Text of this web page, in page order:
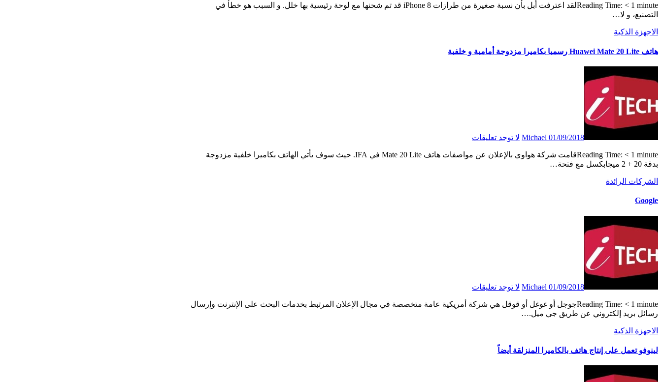
Reading Time: < 1 minuteلقد اعترفت أبل بأن نسبة صغيرة من طرازات iPhone 8 قد تم شحنها مع لوحة رئيسية بها خلل. و السبب هو خطأ في
التصنيع، و لا…
الاجهزة الذكية
هاتف Huawei Mate 20 Lite رسميا بكاميرا مزدوجة أمامية و خلفية
Michael 01/09/2018 لا توجد تعليقات
Reading Time: < 1 minuteقامت شركة هواوي بالإعلان عن مواصفات هاتف Mate 20 Lite في IFA. حيث سوف يأتي الهاتف بكاميرا خلفية مزدوجة
بدقة 20 + 2 ميجابكسل مع فتحة…
الشركات الرائدة
Google
Michael 01/09/2018 لا توجد تعليقات
Reading Time: < 1 minuteجوجل أو غوغل أو قوقل هي شركة أمريكية عامة متخصصة في مجال الإعلان المرتبط بخدمات البحث على الإنترنت وإرسال
رسائل بريد إلكتروني عن طريق جي ميل.…
الاجهزة الذكية
لينوفو تعمل على إنتاج هاتف بالكاميرا المنزلقة أيضاً